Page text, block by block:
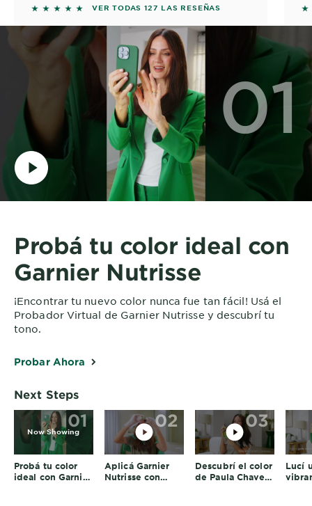
5 out of 5 stars based on reviews
VER TODAS 127 LAS RESEÑAS 5
01
Probá tu color ideal con
Garnier Nutrisse
¡Encontrar tu nuevo color nunca fue tan fácil! Usá el
Probador Virtual de Garnier Nutrisse y descubrí tu
tono.
Probar Ahora
Next Steps
01
Now Showing
Probá tu color
ideal con Garnier
02
Aplicá Garnier
Nutrisse con
03
Descubrí el color
de Paula Chaves
Lucí